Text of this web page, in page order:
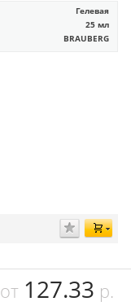
Гелевая
25 мл
BRAUBERG
от 127.33 р.